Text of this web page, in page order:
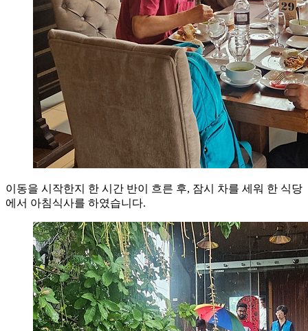
이동을 시작한지 한 시간 반이 흐른 후, 잠시 차를 세워 한 식당
에서 아침식사를 하였습니다.